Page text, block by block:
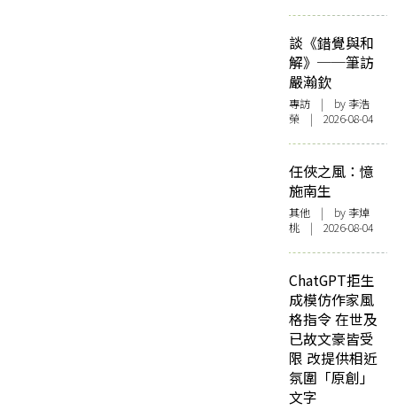
談《錯覺與和
解》──筆訪
嚴瀚欽
專訪 | by 李浩
榮 | 2026-08-04
任俠之風：憶
施南生
其他 | by 李焯
桃 | 2026-08-04
ChatGPT拒生
成模仿作家風
格指令 在世及
已故文豪皆受
限 改提供相近
氛圍「原創」
文字